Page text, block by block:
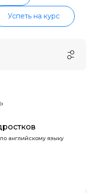
Успеть на курс
английскому языку